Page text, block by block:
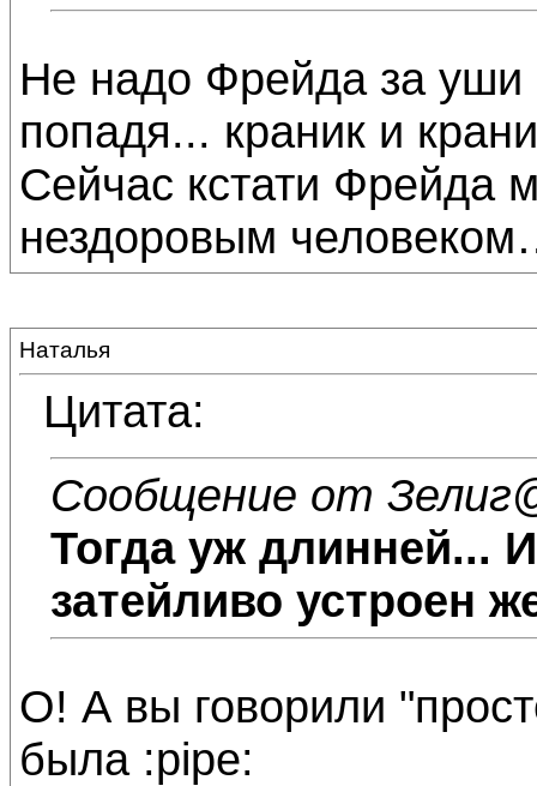
Не надо Фрейда за уши
попадя... краник и
Сейчас кстати Фрейда
нездоровым
Наталья
Цитата:
Сообщение от Зелиг
Тогда уж длинней...
затейливо устроен
О! А вы говорили
была :pipe: